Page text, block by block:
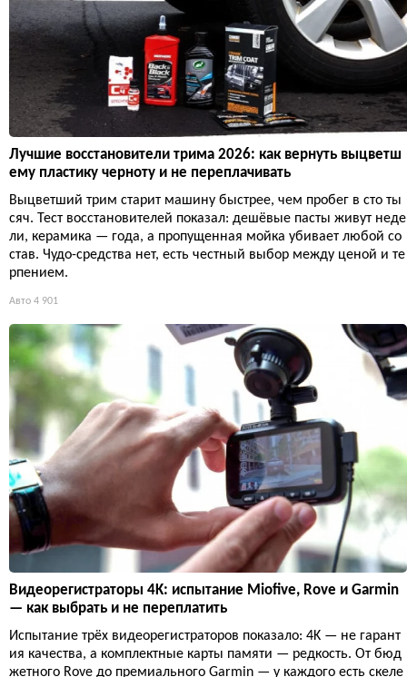
Лучшие восстановители трима 2026: как вернуть выцветш
ему пластику черноту и не переплачивать
Выцветший трим старит машину быстрее, чем пробег в сто ты
сяч. Тест восстановителей показал: дешёвые пасты живут неде
ли, керамика — года, а пропущенная мойка убивает любой со
став. Чудо-средства нет, есть честный выбор между ценой и те
рпением.
Авто 4 901
Видеорегистраторы 4K: испытание Miofive, Rove и Garmin
— как выбрать и не переплатить
Испытание трёх видеорегистраторов показало: 4K — не гарант
ия качества, а комплектные карты памяти — редкость. От бюд
жетного Rove до премиального Garmin — у каждого есть скеле